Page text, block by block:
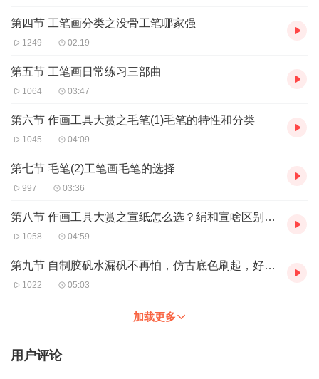
第四节 工笔画分类之没骨工笔哪家强
1249 02:19
第五节 工笔画日常练习三部曲
1064 03:47
第六节 作画工具大赏之毛笔(1)毛笔的特性和分类
1045 04:09
第七节 毛笔(2)工笔画毛笔的选择
997 03:36
第八节 作画工具大赏之宣纸怎么选？绢和宣啥区别？特殊宣纸介绍
1058 04:59
第九节 自制胶矾水漏矾不再怕，仿古底色刷起，好看不止一点点
1022 05:03
加载更多
用户评论